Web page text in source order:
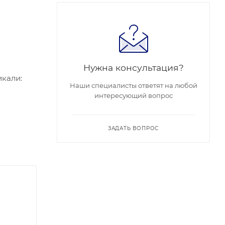
Нужна консультация?
Наши специалисты ответят на любой
интересующий вопрос
ЗАДАТЬ ВОПРОС